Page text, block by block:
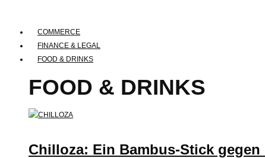
COMMERCE
FINANCE & LEGAL
FOOD & DRINKS
FOOD & DRINKS
Chilloza: Ein Bambus-Stick